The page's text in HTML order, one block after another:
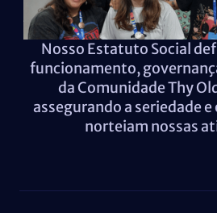
Nosso Estatuto Social
funcionamento,
da Comunidade Thy
assegurando a seriedade
norteiam nossas